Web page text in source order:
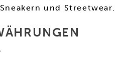
und Streetwear.